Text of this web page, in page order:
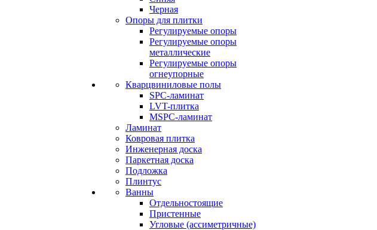
Черная
Опоры для плитки
Регулируемые опоры
Регулируемые опоры
металлические
Регулируемые опоры
огнеупорные
Кварцвиниловые полы
SPC-ламинат
LVT-плитка
MSPC-ламинат
Ламинат
Ковровая плитка
Инженерная доска
Паркетная доска
Подложка
Плинтус
Ванны
Отдельностоящие
Пристенные
Угловые (ассиметричные)